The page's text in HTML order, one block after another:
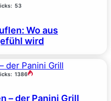
53
Wo aus
wird
1386
– der Panini Grill